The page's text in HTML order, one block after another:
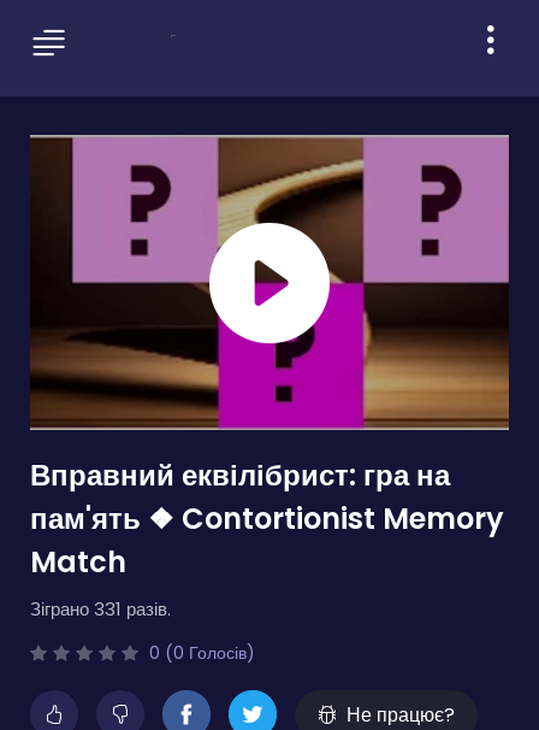
Вправний еквілібрист: гра на
пам'ять ❖ Contortionist Memory
Match
Зіграно 331 разів.
0 (0 Голосів)
Не працює?